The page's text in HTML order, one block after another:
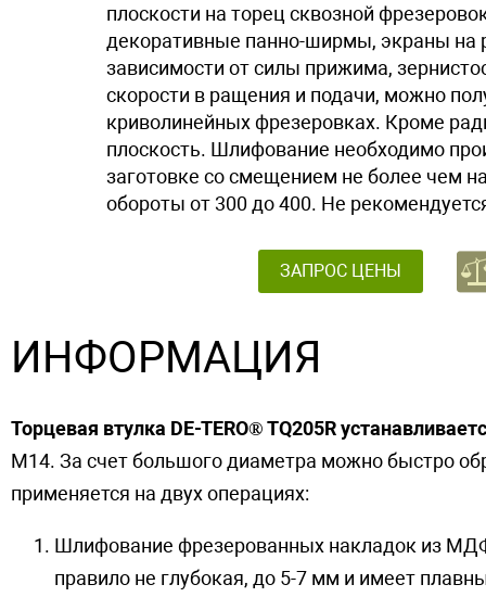
плоскости на торец сквозной
декоративные панно-ширмы, экраны на
зависимости от силы прижима,
скорости в ращения и подачи, можно
криволинейных фрезеровках. Кроме
плоскость. Шлифование необходимо
заготовке со смещением не более чем
обороты от 300 до 400. Не
ЗАПРОС ЦЕНЫ
ИНФОРМАЦИЯ
Торцевая втулка DE-TERO® TQ205R
М14. За счет большого диаметра можно быстро
применяется на двух операциях:
Шлифование фрезерованных накладок из
правило не глубокая, до 5-7 мм и имеет